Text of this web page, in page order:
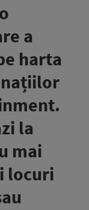
a
harta
la
mai
locuri